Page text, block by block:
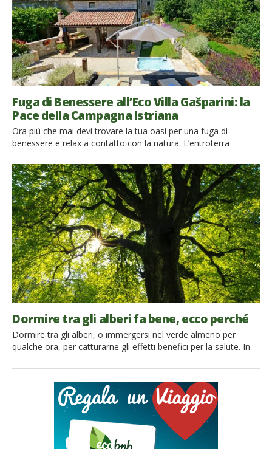
Fuga di Benessere all’Eco Villa Gašparini: la
Pace della Campagna Istriana
Ora più che mai devi trovare la tua oasi per una fuga di
benessere e relax a contatto con la natura. L’entroterra
paesaggio è altrettanto accattivante e invitante. L’Eco Villa
Gašparini si trova in un piccolo villaggio di Cerion, vicino a
Višnjan – uno dei centri storici […]
Dormire tra gli alberi fa bene, ecco perché
Dormire tra gli alberi, o immergersi nel verde almeno per
qualche ora, per catturarne gli effetti benefici per la salute. In
divenuta estremamente popolare in tutto il mondo.
Protagonista di un recente studio dell’Environmental Research
(Vol. 166, Oct. 2018, Pag 628-637), il forest bathing è al centro